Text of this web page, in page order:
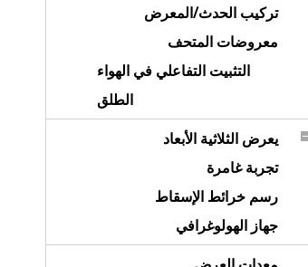
تركيب الحدث/المعرض
معروضات المتحف
التثبيت التفاعلي في الهواء
الطلق
يعرض الثلاثية الأبعاد
تجربة غامرة
رسم خرائط الإسقاط
جهاز الهولوغرافي